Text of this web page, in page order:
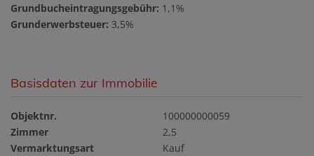
Grundbucheintragungsgebühr: 1,1%
Grunderwerbsteuer: 3,5%
Basisdaten zur Immobilie
Objektnr.
100000000059
Zimmer
2,5
Vermarktungsart
Kauf